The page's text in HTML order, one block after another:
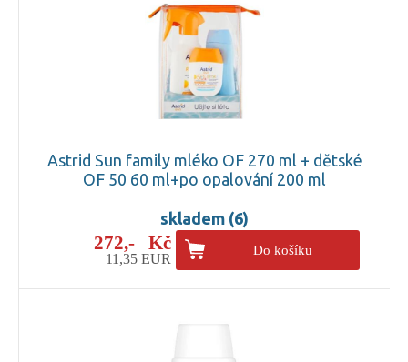
Astrid Sun family mléko OF 270 ml + dětské
OF 50 60 ml+po opalování 200 ml
skladem (6)
272,- Kč
11,35 EUR
Do košíku